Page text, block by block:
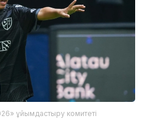
ұйымдастыру комитеті